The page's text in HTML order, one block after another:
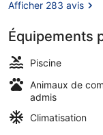
Afficher 283 avis
Équipements
Piscine
Animaux de
admis
Climatisation